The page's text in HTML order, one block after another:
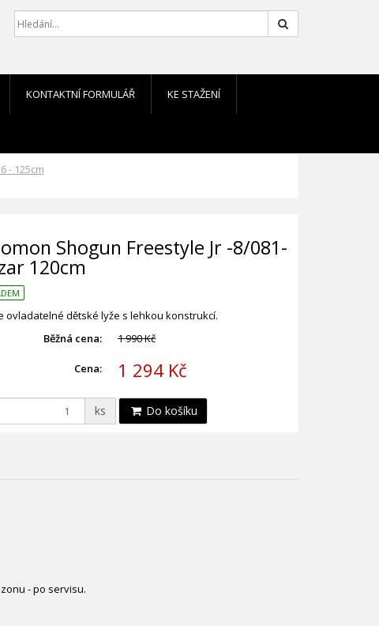
KONTAKTNÍ FORMULÁŘ KE STAŽENÍ
- 125cm
Shogun Freestyle Jr -8/081-
120cm
ovladatelné dětské lyže s lehkou konstrukcí.
Běžná cena:
1 990 Kč
Cena: 1 294 Kč
ks Do košíku
- po servisu.